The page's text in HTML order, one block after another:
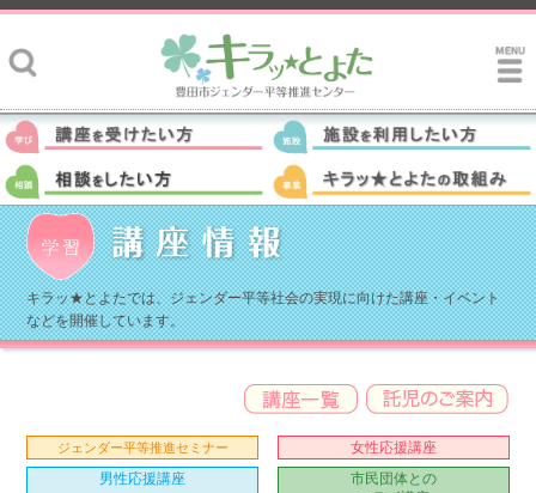
キラッ★とよたでは、ジェンダー平等社会の実現に向けた講座・イベント
などを開催しています。
ジェンダー平等推進セミナー
女性応援講座
男性応援講座
市民団体との